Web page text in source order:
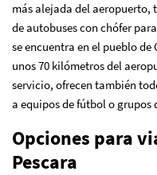
más alejada del aeropuerto,
de autobuses con chófer
se encuentra en el pueblo
unos 70 kilómetros del
servicio, ofrecen también
a equipos de fútbol o grupos
Opciones para
Pescara